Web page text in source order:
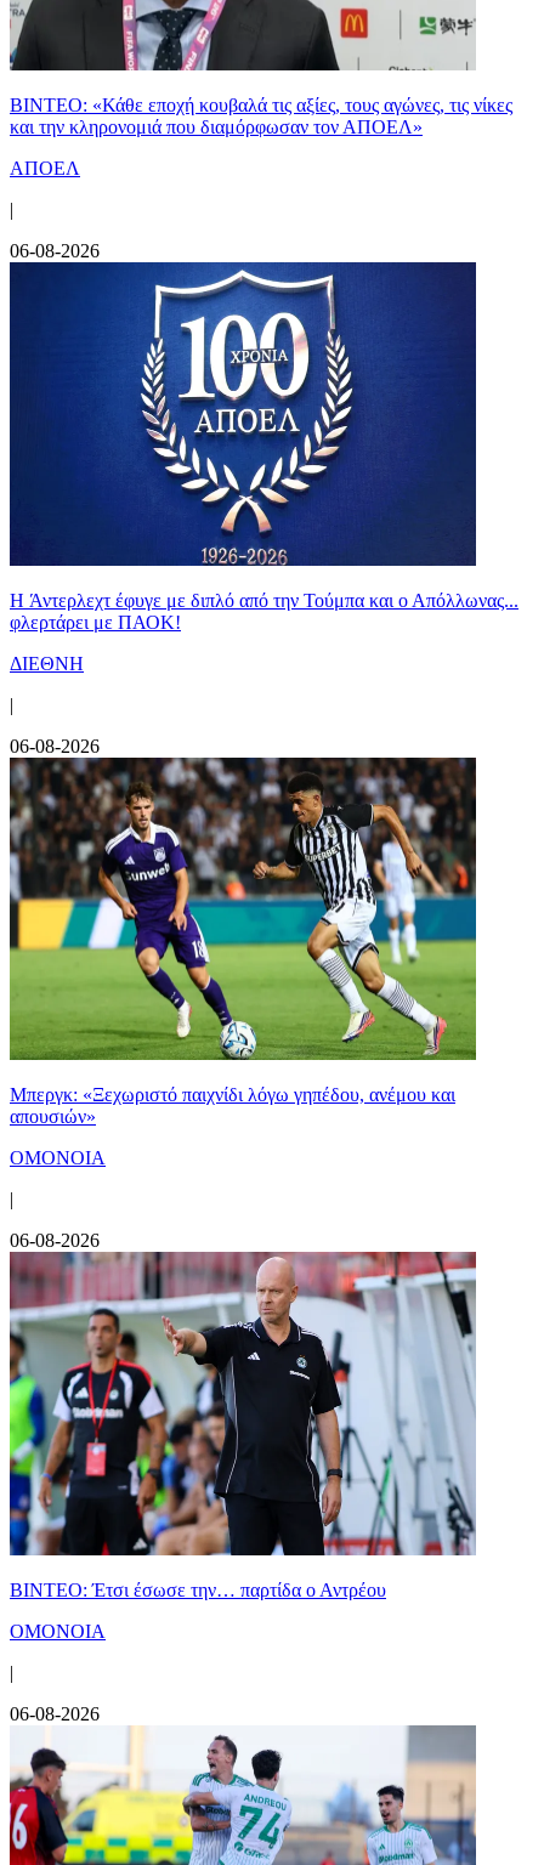
ΒΙΝΤΕΟ: «Κάθε εποχή κουβαλά τις αξίες, τους αγώνες, τις νίκες
και την κληρονομιά που διαμόρφωσαν τον ΑΠΟΕΛ»
ΑΠΟΕΛ
|
06-08-2026
H Άντερλεχτ έφυγε με διπλό από την Τούμπα και ο Απόλλωνας...
φλερτάρει με ΠΑΟΚ!
ΔΙΕΘΝΗ
|
06-08-2026
Μπεργκ: «Ξεχωριστό παιχνίδι λόγω γηπέδου, ανέμου και
απουσιών»
ΟΜΟΝΟΙΑ
|
06-08-2026
ΒΙΝΤΕΟ: Έτσι έσωσε την… παρτίδα ο Αντρέου
ΟΜΟΝΟΙΑ
|
06-08-2026